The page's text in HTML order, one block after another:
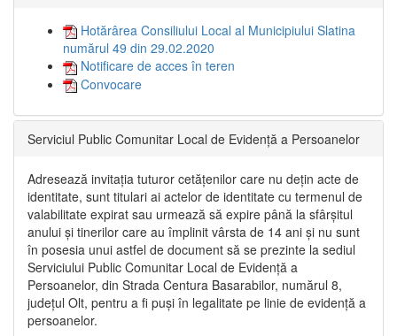
Hotărârea Consiliului Local al Municipiului Slatina
numărul 49 din 29.02.2020
Notificare de acces în teren
Convocare
Serviciul Public Comunitar Local de Evidență a Persoanelor
Adresează invitația tuturor cetățenilor care nu dețin acte de
identitate, sunt titulari ai actelor de identitate cu termenul de
valabilitate expirat sau urmează să expire până la sfârșitul
anului și tinerilor care au împlinit vârsta de 14 ani și nu sunt
în posesia unui astfel de document să se prezinte la sediul
Serviciului Public Comunitar Local de Evidență a
Persoanelor, din Strada Centura Basarabilor, numărul 8,
județul Olt, pentru a fi puși în legalitate pe linie de evidență a
persoanelor.